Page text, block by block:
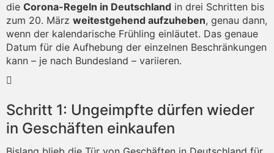
die Corona-Regeln in Deutschland in drei Schritten bis
zum 20. März weitestgehend aufzuheben, genau dann,
wenn der kalendarische Frühling einläutet. Das genaue
Datum für die Aufhebung der einzelnen Beschränkungen
kann – je nach Bundesland – variieren.
Schritt 1: Ungeimpfte dürfen wieder
in Geschäften einkaufen